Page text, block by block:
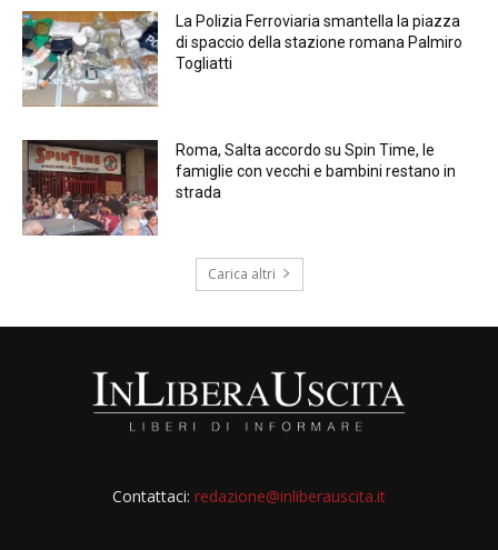
La Polizia Ferroviaria smantella la piazza
di spaccio della stazione romana Palmiro
Togliatti
Roma, Salta accordo su Spin Time, le
famiglie con vecchi e bambini restano in
strada
Carica altri
Contattaci: redazione@inliberauscita.it